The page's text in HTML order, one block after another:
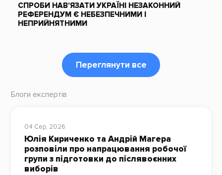
СПРОБИ НАВ’ЯЗАТИ УКРАЇНІ НЕЗАКОННИЙ
РЕФЕРЕНДУМ Є НЕБЕЗПЕЧНИМИ І
НЕПРИЙНЯТНИМИ
Переглянути все
Блоги експертів
04 Сер, 2026
Юлія Кириченко та Андрій Магера
розповіли про напрацювання робочої
групи з підготовки до післявоєнних
виборів